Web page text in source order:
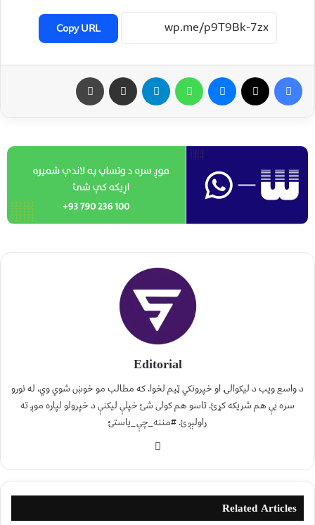
Copy URL
Editorial
د واسع ویب د لیکوالۍ او خپرونکي ټیم لخوا. که مطالب مو خوښ شوي وي، له نورو
سره یې هم شریکه کړئ. تاسو هم کولی شئ خپلې لیکنې د خپرولو لپاره موږ ته
راولېږئ. #مننه_چې_یاستئ
Related Articles